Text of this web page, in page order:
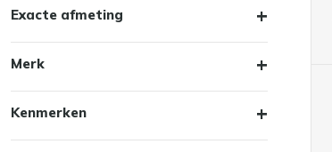
Exacte afmeting
Merk
Kenmerken